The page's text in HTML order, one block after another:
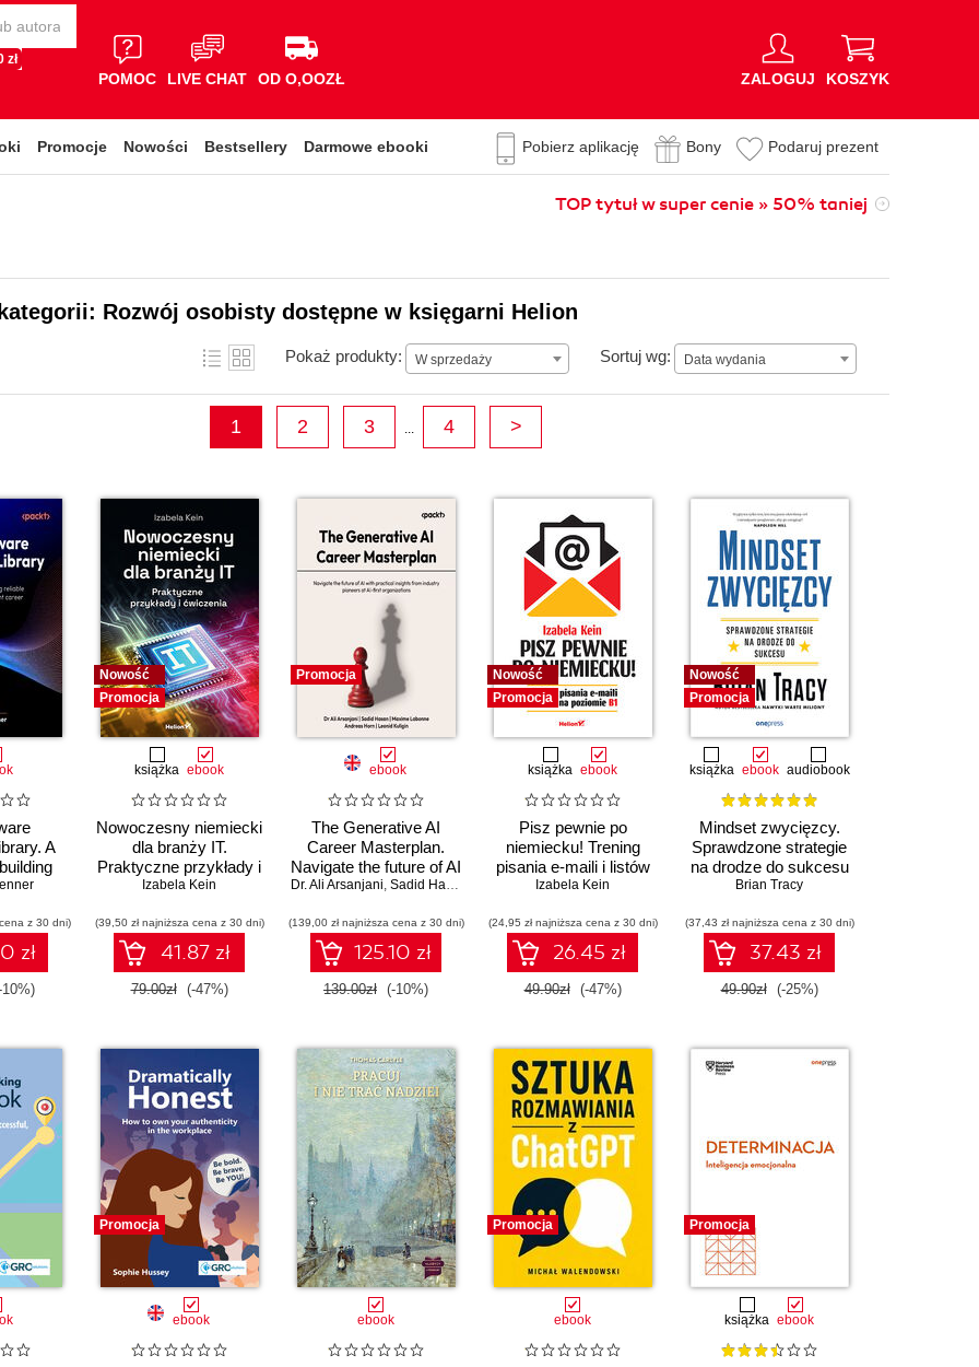
zł
POMOC LIVE CHAT OD O,OOZŁ ZALOGUJ KOSZYK
Promocje Nowości Bestsellery Darmowe ebooki Pobierz aplikację Bony Podaruj prezent
TOP tytuł w super cenie » 50% taniej
Rozwój osobisty dostępne w księgarni Helion
Pokaż produkty: W sprzedaży Sortuj wg: Data wydania
Data wydania
1 2 3 ... 4 >
A
and a
z 30 dni)
zł
10%)
Nowość
Promocja
książka ebook
Nowoczesny niemiecki
dla branży IT.
Praktyczne przykłady i
ćwiczenia
Izabela Kein
(39,50 zł najniższa cena z 30 dni)
41.87 zł
79.00zł (-47%)
Promocja
ebook
The Generative AI
Career Masterplan.
Navigate the future of AI
with practical insights
at AI-first organizations
Dr. Ali Arsanjani, Sadid Hasan Maxime Labonne, Andreas Horn Leonid Kuligin
(139,00 zł najniższa cena z 30 dni)
125.10 zł
139.00zł (-10%)
Nowość
Promocja
książka ebook
Pisz pewnie po
niemiecku! Trening
pisania e-maili i listów
na poziomie B1
Izabela Kein
(24,95 zł najniższa cena z 30 dni)
26.45 zł
49.90zł (-47%)
Nowość
Promocja
książka ebook audiobook
Mindset zwycięzcy.
Sprawdzone strategie
na drodze do sukcesu
Brian Tracy
(37,43 zł najniższa cena z 30 dni)
37.43 zł
49.90zł (-25%)
Promocja
ebook ebook
Promocja
ebook
Promocja
książka ebook